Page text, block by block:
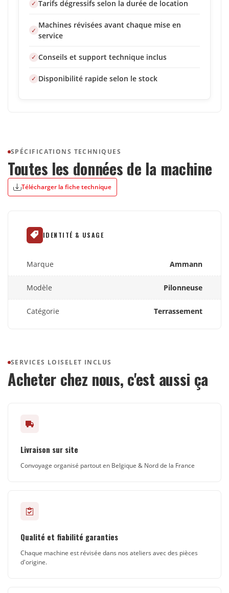
Tarifs dégressifs selon la durée de location
Machines révisées avant chaque mise en
service
Conseils et support technique inclus
Disponibilité rapide selon le stock
SPÉCIFICATIONS TECHNIQUES
Toutes les données de la machine
Télécharger la fiche technique
IDENTITÉ & USAGE
Marque Ammann
Modèle Pilonneuse
Catégorie Terrassement
SERVICES LOISELET INCLUS
Acheter chez nous, c'est aussi ça
Livraison sur site
Convoyage organisé partout en Belgique & Nord de la France
Qualité et fiabilité garanties
Chaque machine est révisée dans nos ateliers avec des pièces
d'origine.